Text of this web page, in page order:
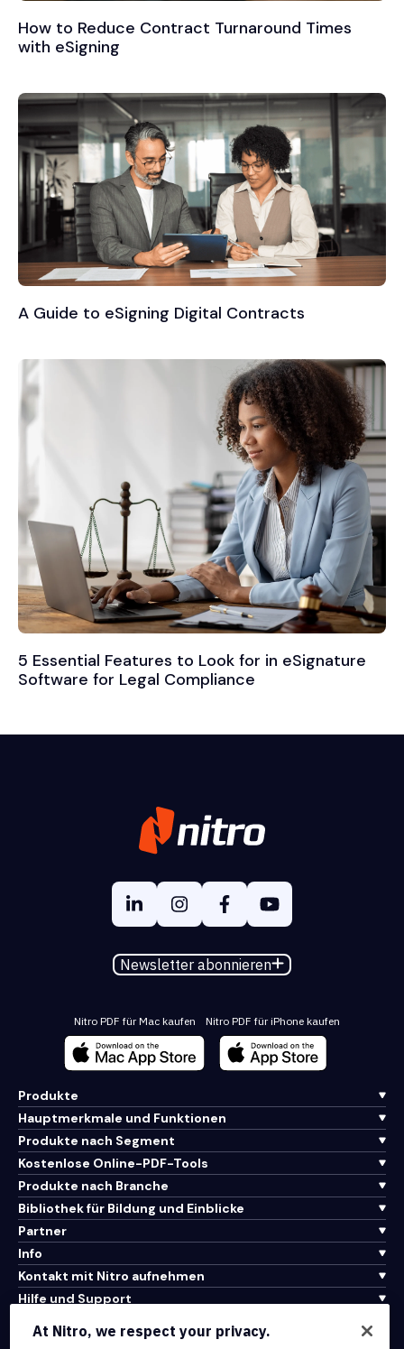
How to Reduce Contract Turnaround Times
with eSigning
A Guide to eSigning Digital Contracts
5 Essential Features to Look for in eSignature
Software for Legal Compliance
Newsletter abonnieren
Nitro PDF für Mac kaufen Nitro PDF für iPhone kaufen
Produkte
Hauptmerkmale und Funktionen
Produkte nach Segment
Kostenlose Online-PDF-Tools
Produkte nach Branche
Bibliothek für Bildung und Einblicke
Partner
Info
Kontakt mit Nitro aufnehmen
Hilfe und Support
At Nitro, we respect your privacy.